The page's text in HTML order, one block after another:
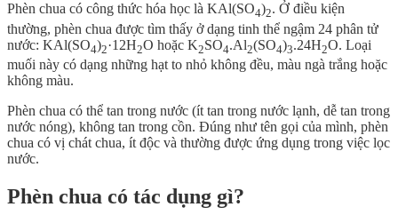
Phèn chua có công thức hóa học là KAl(SO4)2. Ở điều kiện
thường, phèn chua được tìm thấy ở dạng tinh thể ngậm 24 phân tử
nước: KAl(SO4)2·12H2O hoặc K2SO4.Al2(SO4)3.24H2O. Loại
muối này có dạng những hạt to nhỏ không đều, màu ngà trắng hoặc
không màu.
Phèn chua có thể tan trong nước (ít tan trong nước lạnh, dễ tan trong
nước nóng), không tan trong cồn. Đúng như tên gọi của mình, phèn
chua có vị chát chua, ít độc và thường được ứng dụng trong việc lọc
nước.
Phèn chua có tác dụng gì?